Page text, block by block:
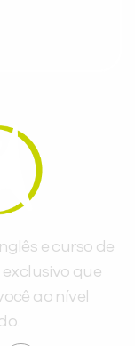
e curso de
que
ao nível